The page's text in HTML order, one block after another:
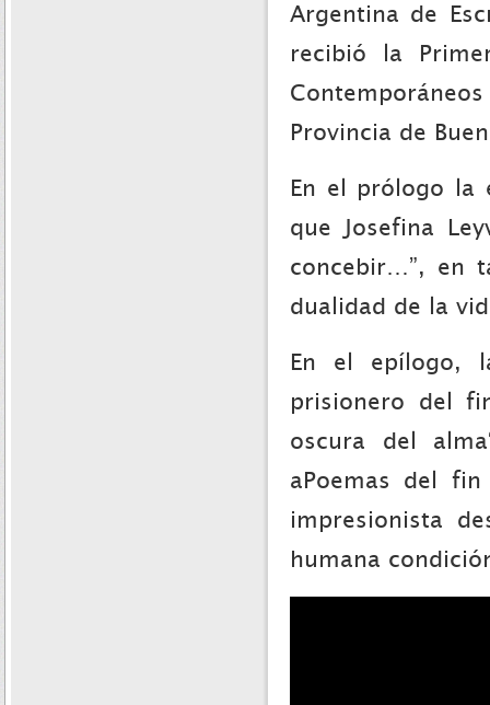
Argentina de
recibió la
Provincia de
En el prólogo la
que Josefina
concebir…”, en
dualidad de la
En el epílogo,
prisionero del
oscura del
aPoemas del
impresionista
humana